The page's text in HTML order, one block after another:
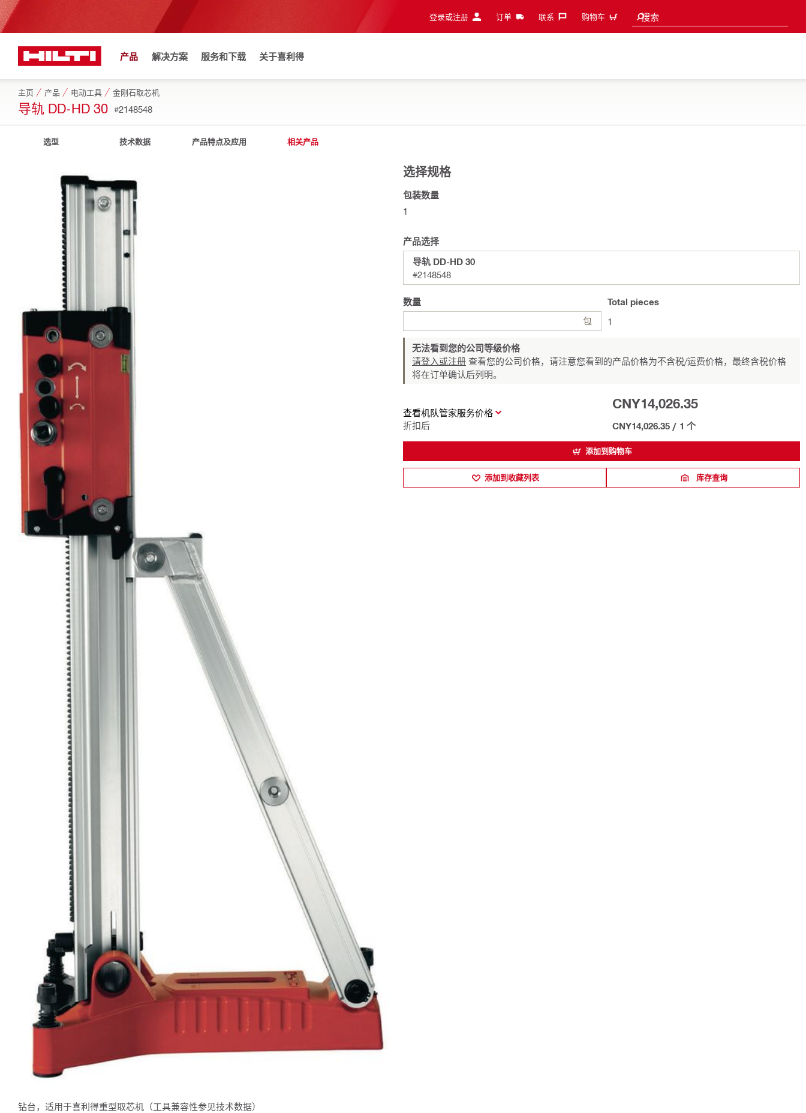
登录或注册 订单 联系‎ 购物车 搜索
Search suggestions
产品 解决方案 服务和下载 关于喜利得
主页 产品 电动工具 金刚石取芯机
导轨 DD-HD 30 #2148548
选型 技术数据 产品特点及应用 相关产品
钻台，适用于喜利得重型取芯机（工具兼容性参见技术数据）
选择规格
包装数量
1
产品选择
导轨 DD-HD 30
#2148548
数量
包
Total pieces
1
无法看到您的公司等级价格
请登入或注册 查看您的公司价格，请注意您看到的产品价格为不含税/运费价格，最终含税价格
将在订单确认后列明。
查看机队管家服务价格
折扣后
CNY14,026.35
CNY14,026.35 / 1 个
添加到购物车
添加到收藏列表 库存查询